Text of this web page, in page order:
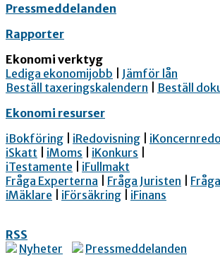
Pressmeddelanden
Rapporter
Ekonomi verktyg
Lediga ekonomijobb
Jämför lån
Beställ taxeringskalendern
Beställ
Ekonomi resurser
iBokföring
iRedovisning
iSkatt
iMoms iKonkurs
iTestamente
iFullmakt
Fråga Experterna
Fråga Juristen
iMäklare
iFörsäkring iFinans
RSS
Nyheter
Pressmeddelanden